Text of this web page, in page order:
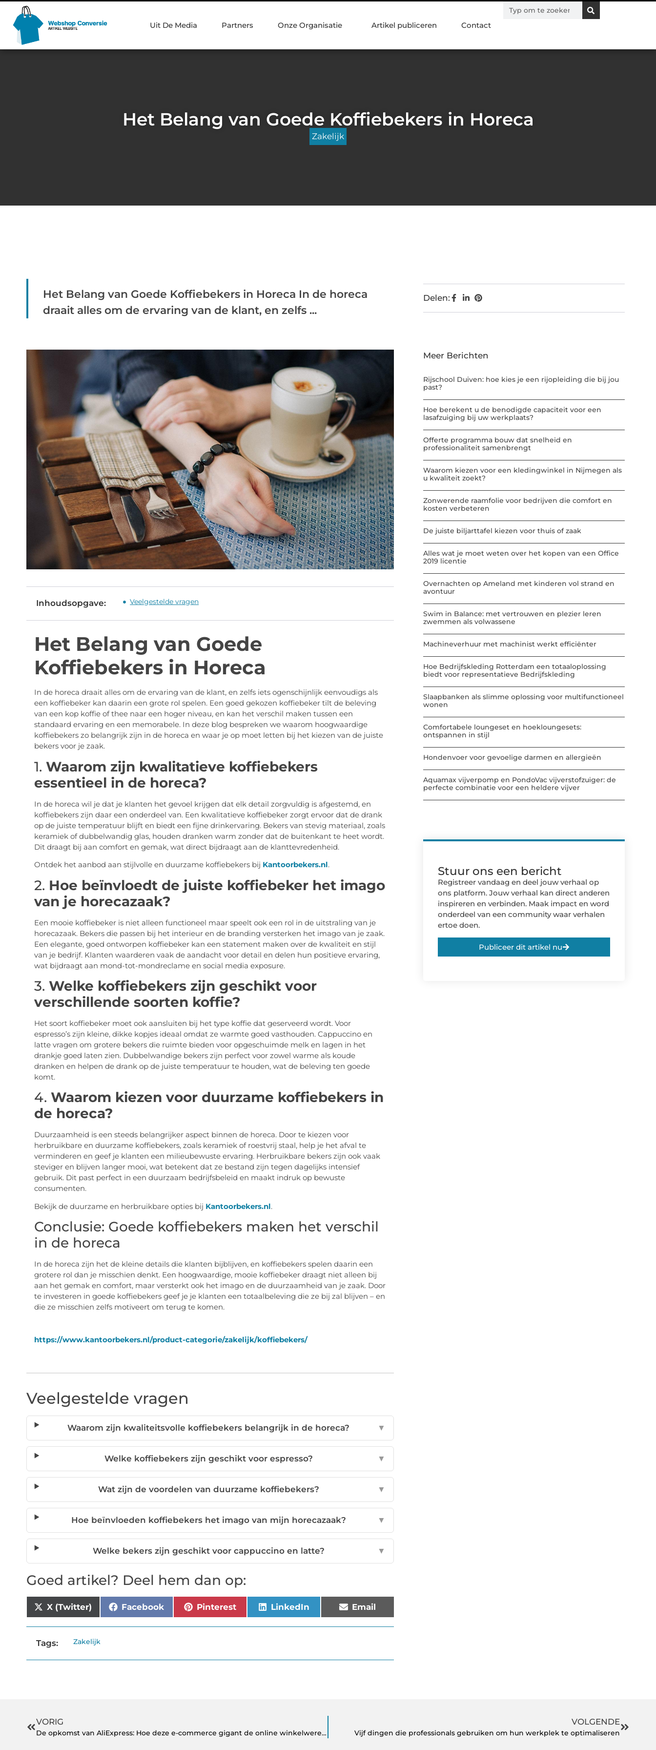
Uit De Media Partners Onze Organisatie Artikel publiceren Contact
Het Belang van Goede Koffiebekers in Horeca
Zakelijk
Het Belang van Goede Koffiebekers in Horeca In de horeca
draait alles om de ervaring van de klant, en zelfs ...
Inhoudsopgave: Veelgestelde vragen
Het Belang van Goede
Koffiebekers in Horeca
In de horeca draait alles om de ervaring van de klant, en zelfs iets ogenschijnlijk eenvoudigs als
een koffiebeker kan daarin een grote rol spelen. Een goed gekozen koffiebeker tilt de beleving
van een kop koffie of thee naar een hoger niveau, en kan het verschil maken tussen een
standaard ervaring en een memorabele. In deze blog bespreken we waarom hoogwaardige
koffiebekers zo belangrijk zijn in de horeca en waar je op moet letten bij het kiezen van de juiste
bekers voor je zaak.
1. Waarom zijn kwalitatieve koffiebekers
essentieel in de horeca?
In de horeca wil je dat je klanten het gevoel krijgen dat elk detail zorgvuldig is afgestemd, en
koffiebekers zijn daar een onderdeel van. Een kwalitatieve koffiebeker zorgt ervoor dat de drank
op de juiste temperatuur blijft en biedt een fijne drinkervaring. Bekers van stevig materiaal, zoals
keramiek of dubbelwandig glas, houden dranken warm zonder dat de buitenkant te heet wordt.
Dit draagt bij aan comfort en gemak, wat direct bijdraagt aan de klanttevredenheid.
Ontdek het aanbod aan stijlvolle en duurzame koffiebekers bij Kantoorbekers.nl.
2. Hoe beïnvloedt de juiste koffiebeker het imago
van je horecazaak?
Een mooie koffiebeker is niet alleen functioneel maar speelt ook een rol in de uitstraling van je
horecazaak. Bekers die passen bij het interieur en de branding versterken het imago van je zaak.
Een elegante, goed ontworpen koffiebeker kan een statement maken over de kwaliteit en stijl
van je bedrijf. Klanten waarderen vaak de aandacht voor detail en delen hun positieve ervaring,
wat bijdraagt aan mond-tot-mondreclame en social media exposure.
3. Welke koffiebekers zijn geschikt voor
verschillende soorten koffie?
Het soort koffiebeker moet ook aansluiten bij het type koffie dat geserveerd wordt. Voor
espresso’s zijn kleine, dikke kopjes ideaal omdat ze warmte goed vasthouden. Cappuccino en
latte vragen om grotere bekers die ruimte bieden voor opgeschuimde melk en lagen in het
drankje goed laten zien. Dubbelwandige bekers zijn perfect voor zowel warme als koude
dranken en helpen de drank op de juiste temperatuur te houden, wat de beleving ten goede
komt.
4. Waarom kiezen voor duurzame koffiebekers in
de horeca?
Duurzaamheid is een steeds belangrijker aspect binnen de horeca. Door te kiezen voor
herbruikbare en duurzame koffiebekers, zoals keramiek of roestvrij staal, help je het afval te
verminderen en geef je klanten een milieubewuste ervaring. Herbruikbare bekers zijn ook vaak
steviger en blijven langer mooi, wat betekent dat ze bestand zijn tegen dagelijks intensief
gebruik. Dit past perfect in een duurzaam bedrijfsbeleid en maakt indruk op bewuste
consumenten.
Bekijk de duurzame en herbruikbare opties bij Kantoorbekers.nl.
Conclusie: Goede koffiebekers maken het verschil
in de horeca
In de horeca zijn het de kleine details die klanten bijblijven, en koffiebekers spelen daarin een
grotere rol dan je misschien denkt. Een hoogwaardige, mooie koffiebeker draagt niet alleen bij
aan het gemak en comfort, maar versterkt ook het imago en de duurzaamheid van je zaak. Door
te investeren in goede koffiebekers geef je je klanten een totaalbeleving die ze bij zal blijven – en
die ze misschien zelfs motiveert om terug te komen.
https://www.kantoorbekers.nl/product-categorie/zakelijk/koffiebekers/
Veelgestelde vragen
Waarom zijn kwaliteitsvolle koffiebekers belangrijk in de horeca? ▼
Welke koffiebekers zijn geschikt voor espresso? ▼
Wat zijn de voordelen van duurzame koffiebekers? ▼
Hoe beïnvloeden koffiebekers het imago van mijn horecazaak? ▼
Welke bekers zijn geschikt voor cappuccino en latte? ▼
Goed artikel? Deel hem dan op:
X (Twitter) Facebook Pinterest LinkedIn Email
Tags: Zakelijk
Delen:
Meer Berichten
Rijschool Duiven: hoe kies je een rijopleiding die bij jou
past?
Hoe berekent u de benodigde capaciteit voor een
lasafzuiging bij uw werkplaats?
Offerte programma bouw dat snelheid en
professionaliteit samenbrengt
Waarom kiezen voor een kledingwinkel in Nijmegen als
u kwaliteit zoekt?
Zonwerende raamfolie voor bedrijven die comfort en
kosten verbeteren
De juiste biljarttafel kiezen voor thuis of zaak
Alles wat je moet weten over het kopen van een Office
2019 licentie
Overnachten op Ameland met kinderen vol strand en
avontuur
Swim in Balance: met vertrouwen en plezier leren
zwemmen als volwassene
Machineverhuur met machinist werkt efficiënter
Hoe Bedrijfskleding Rotterdam een totaaloplossing
biedt voor representatieve Bedrijfskleding
Slaapbanken als slimme oplossing voor multifunctioneel
wonen
Comfortabele loungeset en hoekloungesets:
ontspannen in stijl
Hondenvoer voor gevoelige darmen en allergieën
Aquamax vijverpomp en PondoVac vijverstofzuiger: de
perfecte combinatie voor een heldere vijver
Stuur ons een bericht
Registreer vandaag en deel jouw verhaal op
ons platform. Jouw verhaal kan direct anderen
inspireren en verbinden. Maak impact en word
onderdeel van een community waar verhalen
ertoe doen.
Publiceer dit artikel nu
VORIG
De opkomst van AliExpress: Hoe deze e-commerce gigant de online winkelwereld verandert
VOLGENDE
Vijf dingen die professionals gebruiken om hun werkplek te optimaliseren